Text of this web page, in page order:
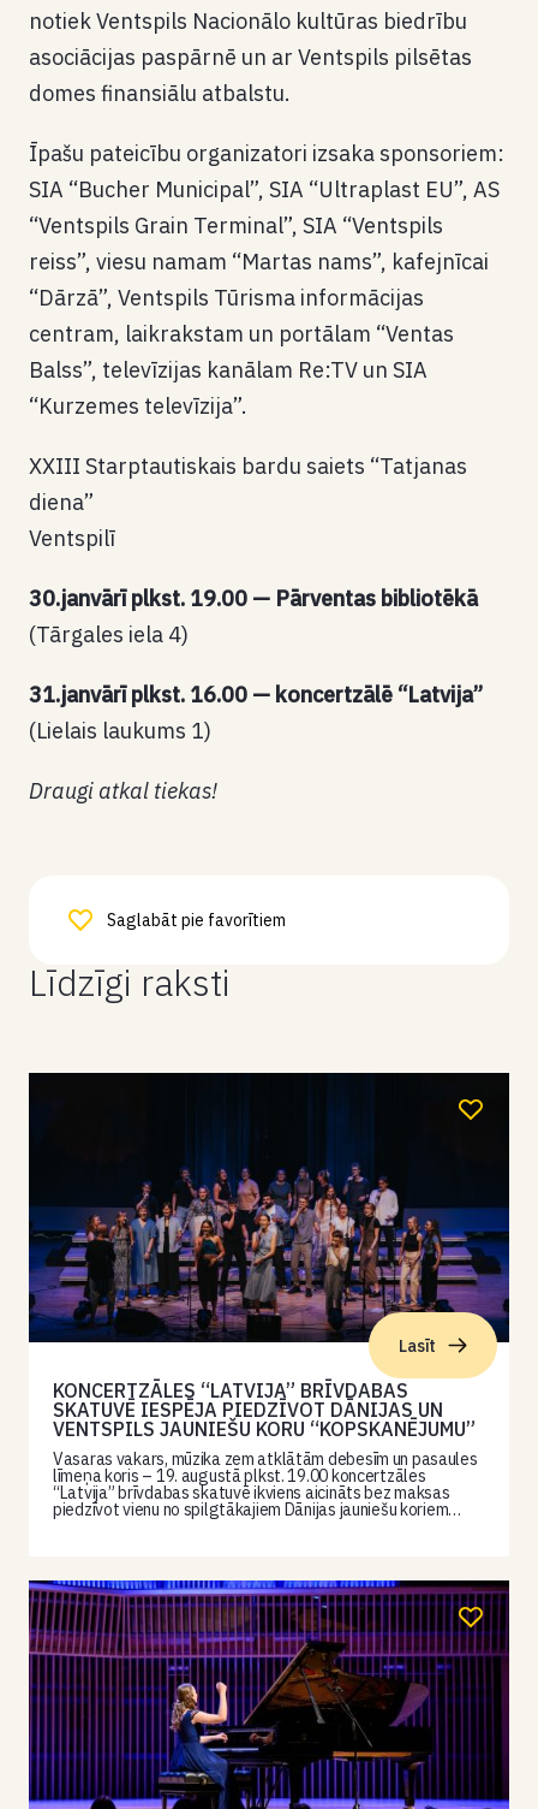
notiek Ventspils Nacionālo kultūras biedrību
asociācijas paspārnē un ar Ventspils pilsētas
domes finansiālu atbalstu.
Īpašu pateicību organizatori izsaka sponsoriem:
SIA “Bucher Municipal”, SIA “Ultraplast EU”, AS
“Ventspils Grain Terminal”, SIA “Ventspils
reiss”, viesu namam “Martas nams”, kafejnīcai
“Dārzā”, Ventspils Tūrisma informācijas
centram, laikrakstam un portālam “Ventas
Balss”, televīzijas kanālam Re:TV un SIA
“Kurzemes televīzija”.
XXIII Starptautiskais bardu saiets “Tatjanas
diena”
Ventspilī
30.janvārī plkst. 19.00 — Pārventas bibliotēkā
(Tārgales iela 4)
31.janvārī plkst. 16.00 — koncertzālē “Latvija”
(Lielais laukums 1)
Draugi atkal tiekas!
Saglabāt pie favorītiem
Līdzīgi raksti
Lasīt
KONCERTZĀLES “LATVIJA” BRĪVDABAS
SKATUVĒ IESPĒJA PIEDZĪVOT DĀNIJAS UN
VENTSPILS JAUNIEŠU KORU “KOPSKANĒJUMU”
Vasaras vakars, mūzika zem atklātām debesīm un pasaules
līmeņa koris – 19. augustā plkst. 19.00 koncertzāles
“Latvija” brīvdabas skatuvē ikviens aicināts bez maksas
piedzīvot vienu no spilgtākajiem Dānijas jauniešu koriem…